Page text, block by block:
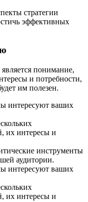
стратегии
эффективных
понимание,
и потребности,
им полезен.
интересуют ваших
их интересы и
инструменты
аудитории.
интересуют ваших
их интересы и